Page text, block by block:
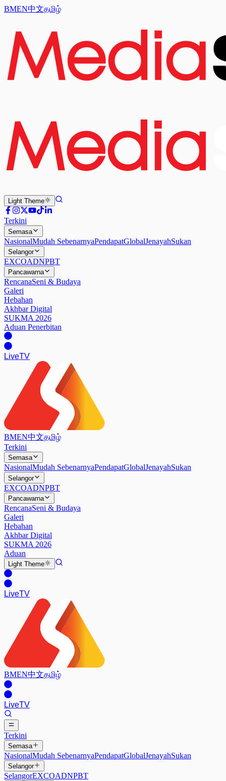
BMEN中文தமிழ்
Light Theme
Terkini
Semasa
NasionalMudah SebenarnyaPendapatGlobalJenayahSukan
Selangor
EXCOADNPBT
Pancawarna
RencanaSeni & Budaya
Galeri
Hebahan
Akhbar Digital
SUKMA 2026
Aduan Penerbitan
LiveTV
BMEN中文தமிழ்
Terkini
Semasa
NasionalMudah SebenarnyaPendapatGlobalJenayahSukan
Selangor
EXCOADNPBT
Pancawarna
RencanaSeni & Budaya
Galeri
Hebahan
Akhbar Digital
SUKMA 2026
Aduan
Light Theme
LiveTV
BMEN中文தமிழ்
LiveTV
Terkini
Semasa
NasionalMudah SebenarnyaPendapatGlobalJenayahSukan
Selangor
SelangorEXCOADNPBT